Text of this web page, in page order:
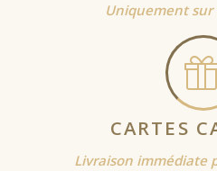
Uniquement sur
CARTES
Livraison immédiate